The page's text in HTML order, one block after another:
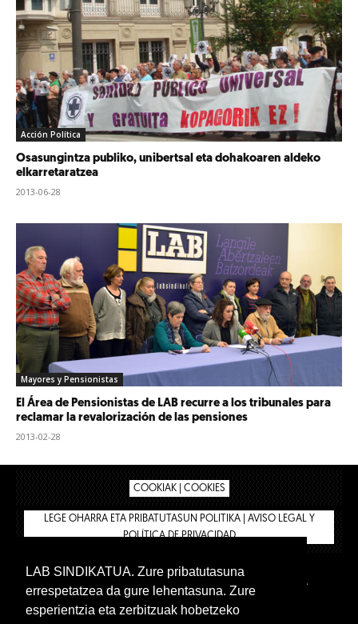
Acción Política
Osasungintza publiko, unibertsal eta dohakoaren aldeko
elkarretaratzea
2013-06-28
Mayores y Pensionistas
El Área de Pensionistas de LAB recurre a los tribunales para
reclamar la revalorización de las pensiones
2013-02-28
COOKIAK | COOKIES
LEGE OHARRA ETA PRIBATUTASUN POLITIKA | AVISO LEGAL Y
POLÍTICA DE PRIVACIDAD
BIZILAN.EUS
TIENDA
INTRANET 🔑
Euskera Castellano
LAB SINDIKATUA. Zure pribatutasuna
errespetatzea da gure lehentasuna. Zure
esperientzia eta zerbitzuak hobetzeko